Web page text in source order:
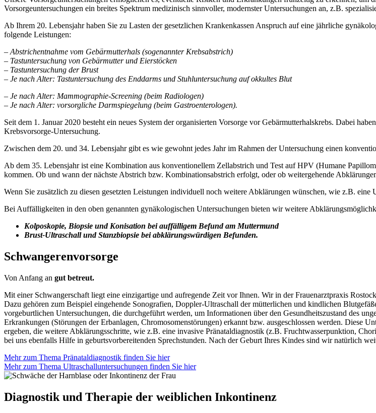
Vorsorgeuntersuchungen ein breites Spektrum medizinisch sinnvoller, modernster Untersuchungen an, z.B.
Ab Ihrem 20. Lebensjahr haben Sie zu Lasten der gesetzlichen Krankenkassen Anspruch auf eine jährliche
folgende Leistungen:
– Abstrichentnahme vom Gebärmutterhals (sogenannter Krebsabstrich)
– Tastuntersuchung von Gebärmutter und Eierstöcken
– Tastuntersuchung der Brust
– Je nach Alter: Tastuntersuchung des Enddarms und Stuhluntersuchung auf okkultes Blut
– Je nach Alter: Mammographie-Screening (beim Radiologen)
– Je nach Alter: vorsorgliche Darmspiegelung (beim Gastroenterologen).
Seit dem 1. Januar 2020 besteht ein neues System der organisierten Vorsorge vor Gebärmutterhalskrebs. Dabei
Krebsvorsorge-Untersuchung.
Zwischen dem 20. und 34. Lebensjahr gibt es wie gewohnt jedes Jahr im Rahmen der Untersuchung einen
Ab dem 35. Lebensjahr ist eine Kombination aus konventionellem Zellabstrich und Test auf HPV (Humane
kommen. Ob und wann der nächste Abstrich bzw. Kombinationsabstrich erfolgt, oder ob weitergehende
Wenn Sie zusätzlich zu diesen gesetzten Leistungen individuell noch weitere Abklärungen wünschen, wie z.B.
Bei Auffälligkeiten in den oben genannten gynäkologischen Untersuchungen bieten wir weitere
Kolposkopie, Biopsie und Konisation bei auffälligem Befund am Muttermund
Brust-Ultraschall und Stanzbiopsie bei abklärungswürdigen Befunden.
Schwangerenvorsorge
Von Anfang an gut betreut.
Mit einer Schwangerschaft liegt eine einzigartige und aufregende Zeit vor Ihnen. Wir in der Frauenarztpraxis
Dazu gehören zum Beispiel eingehende Sonografien, Doppler-Ultraschall der mütterlichen und kindlichen
vorgeburtlichen Untersuchungen, die durchgeführt werden, um Informationen über den Gesundheitszustand des
Erkrankungen (Störungen der Erbanlagen, Chromosomenstörungen) erkannt bzw. ausgeschlossen werden. Diese
ergeben, die weitere Abklärungsschritte, wie z.B. eine invasive Pränataldiagnostik (z.B. Fruchtwasserpunktion,
bei uns ebenfalls Hilfe in geburtsvorbereitenden Sprechstunden. Nach der Geburt Ihres Kindes sind wir natürlich
Mehr zum Thema Pränataldiagnostik finden Sie hier
Mehr zum Thema Ultraschalluntersuchungen finden Sie hier
Diagnostik und Therapie der weiblichen Inkontinenz